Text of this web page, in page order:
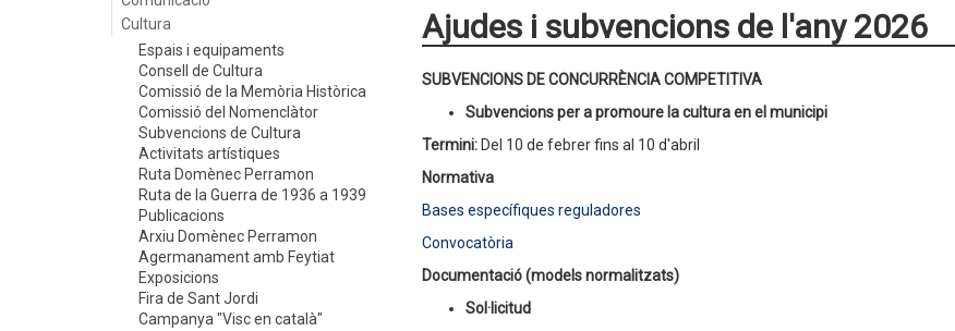
Cultura
Espais i equipaments
Consell de Cultura
Comissió de la Memòria Històrica
Comissió del Nomenclàtor
Subvencions de Cultura
Activitats artístiques
Ruta Domènec Perramon
Ruta de la Guerra de 1936 a 1939
Publicacions
Arxiu Domènec Perramon
Agermanament amb Feytiat
Exposicions
Fira de Sant Jordi
Campanya "Visc en català"
Ajudes i subvencions de l'any 2026
SUBVENCIONS DE CONCURRÈNCIA COMPETITIVA
Subvencions per a promoure la cultura en el municipi
Termini: Del 10 de febrer fins al 10 d'abril
Normativa
Bases específiques reguladores
Convocatòria
Documentació (models normalitzats)
Sol·licitud